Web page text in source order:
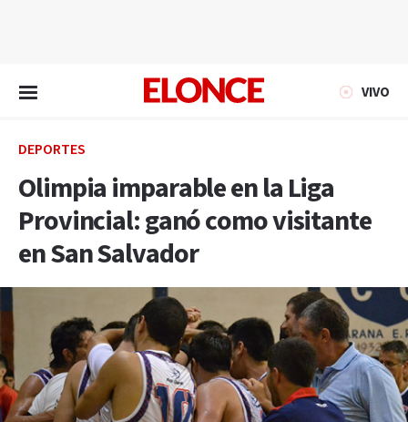
VIVO
DEPORTES
Olimpia imparable en la Liga
Provincial: ganó como visitante
en San Salvador